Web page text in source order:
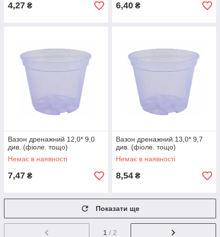
4,27 ₴ 6,40 ₴
Вазон дренажний 12,0* 9,0
див. (фіоле. тощо)
Немає в наявності
7,47 ₴
Вазон дренажний 13,0* 9,7
див. (фіоле. тощо)
Немає в наявності
8,54 ₴
Показати ще
1 / 2